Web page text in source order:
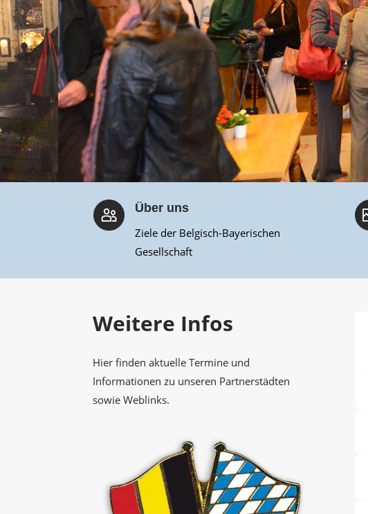
Über uns
Ziele der Belgisch-Bayerischen
Gesellschaft
Weitere Infos
Hier finden aktuelle Termine und
Informationen zu unseren Partnerstädten
sowie Weblinks.